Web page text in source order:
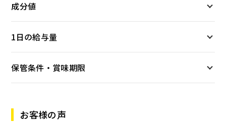
成分値
1日の給与量
保管条件・賞味期限
お客様の声